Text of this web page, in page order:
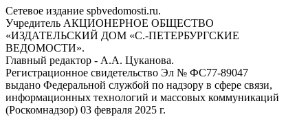
Сетевое издание spbvedomosti.ru.
Учредитель АКЦИОНЕРНОЕ ОБЩЕСТВО
«ИЗДАТЕЛЬСКИЙ ДОМ «С.-ПЕТЕРБУРГСКИЕ
ВЕДОМОСТИ».
Главный редактор - А.А. Цуканова.
Регистрационное свидетельство Эл № ФС77-89047
выдано Федеральной службой по надзору в сфере связи,
информационных технологий и массовых коммуникаций
(Роскомнадзор) 03 февраля 2025 г.